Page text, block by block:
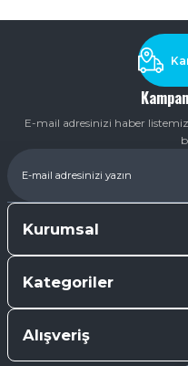
E-mail adresinizi haber
Kurumsal
Kategoriler
Alışveriş